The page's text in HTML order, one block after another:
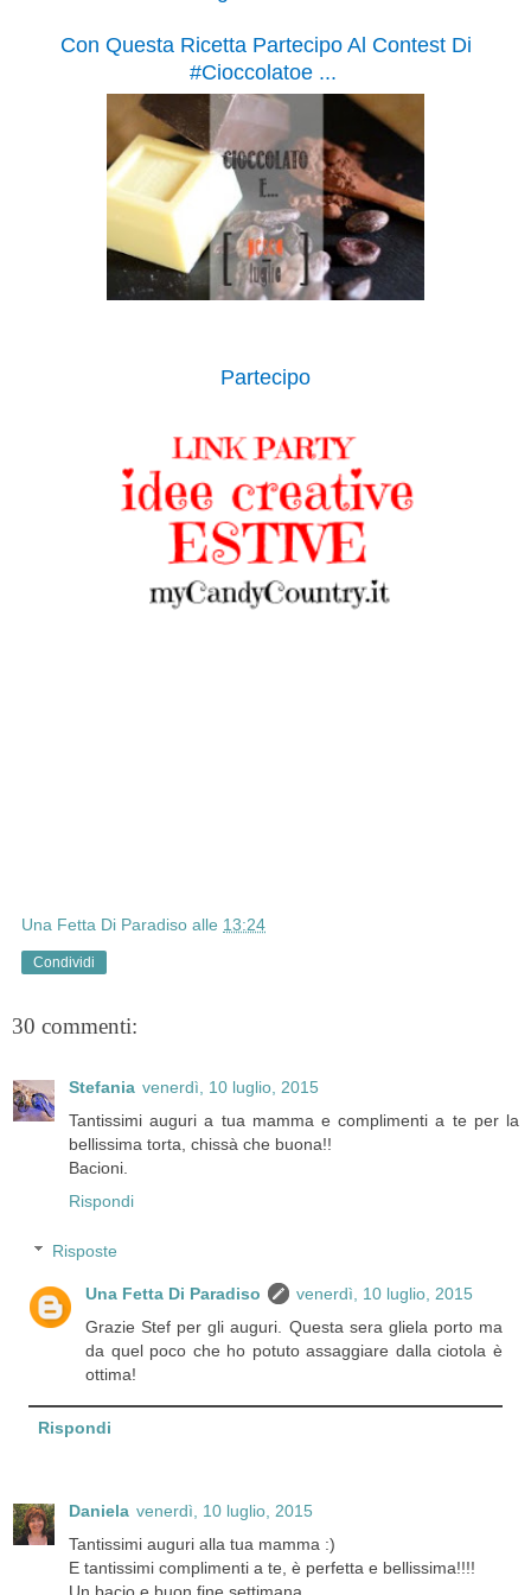
Con Questa Ricetta Partecipo Al Contest Di
#Cioccolatoe ...
Partecipo
Una Fetta Di Paradiso alle 13:24
Condividi
30 commenti:
Stefania venerdì, 10 luglio, 2015
Tantissimi auguri a tua mamma e complimenti a te per la
bellissima torta, chissà che buona!!
Bacioni.
Rispondi
Risposte
Una Fetta Di Paradiso
venerdì, 10 luglio, 2015
Grazie Stef per gli auguri. Questa sera gliela porto ma
da quel poco che ho potuto assaggiare dalla ciotola è
ottima!
Rispondi
Daniela venerdì, 10 luglio, 2015
Tantissimi auguri alla tua mamma :)
E tantissimi complimenti a te, è perfetta e bellissima!!!!